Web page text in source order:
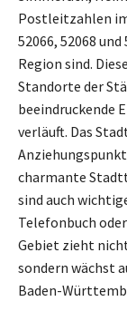
Postleitzahlen
52066, 52068
Region sind.
Standorte der
beeindruckende
verläuft. Das
charmante
sind auch
Telefonbuch
Gebiet zieht
sondern wächst
Baden-